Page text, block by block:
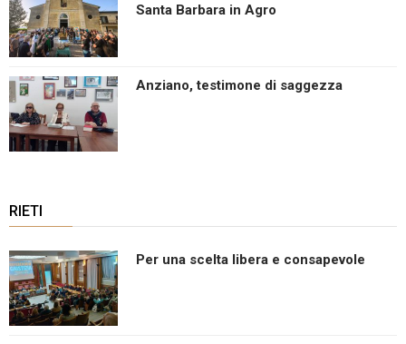
Santa Barbara in Agro
Anziano, testimone di saggezza
RIETI
Per una scelta libera e consapevole